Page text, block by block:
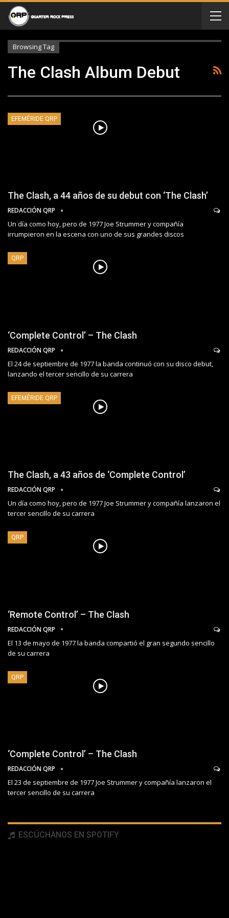
Browsing Tag
The Clash Album Debut
EFEMÉRIDE QRP
The Clash, a 44 años de su debut con ‘The Clash’
REDACCIÓN QRP
Un día como hoy, pero de 1977 Joe Strummer y compañía
irrumpieron en la escena con uno de sus grandes discos
QRP
‘Complete Control’ – The Clash
REDACCIÓN QRP
El 24 de septiembre de 1977 la banda continuó con su disco debut,
lanzando el tercer sencillo de su carrera
EFEMÉRIDE QRP
The Clash, a 43 años de ‘Complete Control’
REDACCIÓN QRP
Un día como hoy, pero de 1977 Joe Strummer y compañía lanzaron el
tercer sencillo de su carrera
QRP
‘Remote Control’ – The Clash
REDACCIÓN QRP
El 13 de mayo de 1977 la banda compartió el gran segundo sencillo
de su carrera
QRP
‘Complete Control’ – The Clash
REDACCIÓN QRP
El 23 de septiembre de 1977 Joe Strummer y compañía lanzaron el
tercer sencillo de su carrera
ESCÚCHANOS EN SPOTIFY